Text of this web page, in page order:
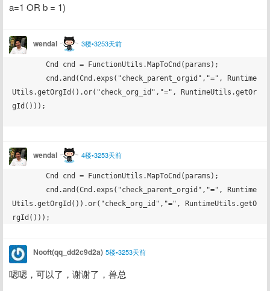
a=1 OR b = 1)
wendal 3楼•3253天前
Utils.getOrgId().or("check_org_id","=", RuntimeUtils.getOr
gId()));
wendal 4楼•3253天前
Utils.getOrgId()).or("check_org_id","=", RuntimeUtils.getO
Nooft(qq_dd2c9d2a) 5楼•3253天前
嗯嗯，可以了，谢谢了，兽总